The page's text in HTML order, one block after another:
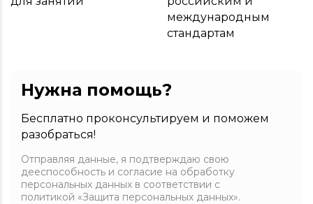
международным
стандартам
Нужна помощь?
Бесплатно проконсультируем и поможем
разобраться!
Отправляя данные, я подтверждаю свою
дееспособность и согласие на обработку
персональных данных в соответствии с
политикой «Защита персональных данных».